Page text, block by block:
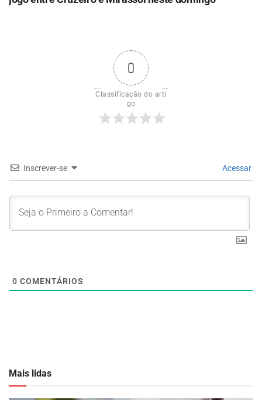
0
Classificação do arti
go
Inscrever-se Acessar
0 COMENTÁRIOS
Mais lidas